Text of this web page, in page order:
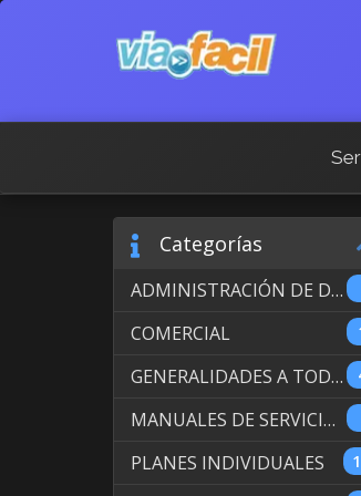
Categorías
ADMINISTRACIÓN DE DOMINIOS INTERNACIONALES
COMERCIAL
GENERALIDADES A TODOS LOS SERVICIOS
MANUALES DE SERVICIO DE WEB HOSTING
PLANES INDIVIDUALES